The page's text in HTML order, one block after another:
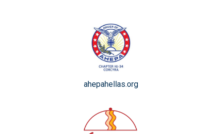
ahepahellas.org